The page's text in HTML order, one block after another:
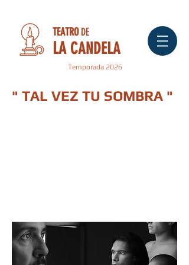
TEATRO DE
LA CANDELA
Temporada 2026
" TAL VEZ TU SOMBRA "